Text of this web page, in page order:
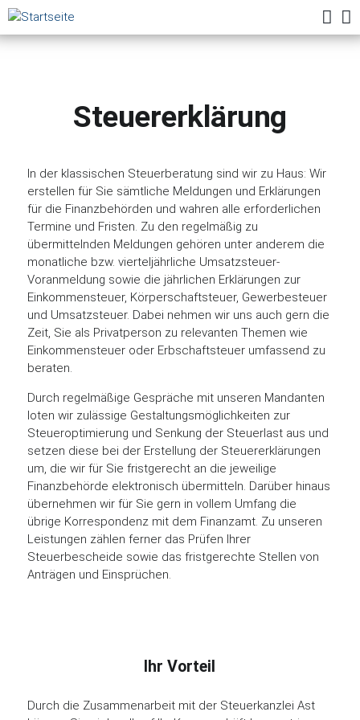
Leistungen
Karriere
Kontakt
Steuererklärung
In der klassischen Steuerberatung sind wir zu Haus: Wir
erstellen für Sie sämtliche Meldungen und Erklärungen
für die Finanzbehörden und wahren alle erforderlichen
Termine und Fristen. Zu den regelmäßig zu
übermittelnden Meldungen gehören unter anderem die
monatliche bzw. vierteljährliche Umsatzsteuer-
Voranmeldung sowie die jährlichen Erklärungen zur
Einkommensteuer, Körperschaftsteuer, Gewerbesteuer
und Umsatzsteuer. Dabei nehmen wir uns auch gern die
Zeit, Sie als Privatperson zu relevanten Themen wie
Einkommensteuer oder Erbschaftsteuer umfassend zu
beraten.
Durch regelmäßige Gespräche mit unseren Mandanten
loten wir zulässige Gestaltungsmöglichkeiten zur
Steueroptimierung und Senkung der Steuerlast aus und
setzen diese bei der Erstellung der Steuererklärungen
um, die wir für Sie fristgerecht an die jeweilige
Finanzbehörde elektronisch übermitteln. Darüber hinaus
übernehmen wir für Sie gern in vollem Umfang die
übrige Korrespondenz mit dem Finanzamt. Zu unseren
Leistungen zählen ferner das Prüfen Ihrer
Steuerbescheide sowie das fristgerechte Stellen von
Anträgen und Einsprüchen.
Ihr Vorteil
Durch die Zusammenarbeit mit der Steuerkanzlei Ast